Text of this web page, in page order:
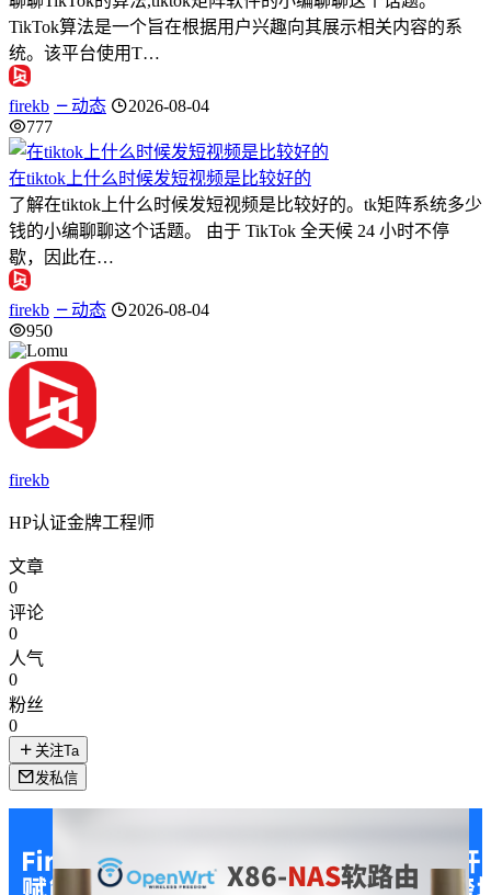
TikTok算法是一个旨在根据用户兴趣向其展示相关内容的系
统。该平台使用T…
firekb 动态
2026-08-04
777
在tiktok上什么时候发短视频是比较好的
了解在tiktok上什么时候发短视频是比较好的。tk矩阵系统多少
钱的小编聊聊这个话题。 由于 TikTok 全天候 24 小时不停
歇，因此在…
firekb 动态
2026-08-04
950
firekb
HP认证金牌工程师
文章
0
评论
0
人气
0
粉丝
0
关注Ta
发私信